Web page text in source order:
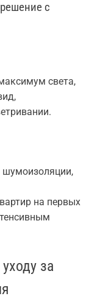
с
света,
шумоизоляции,
на первых
за